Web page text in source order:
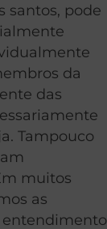
santos, pode
da
das
Tampouco
muitos
as
entendimento